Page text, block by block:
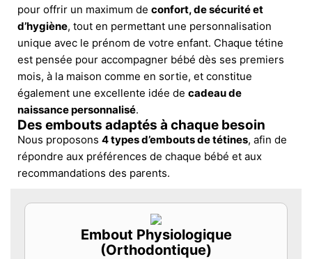
pour offrir un maximum de confort, de sécurité et
d’hygiène, tout en permettant une personnalisation
unique avec le prénom de votre enfant. Chaque tétine
est pensée pour accompagner bébé dès ses premiers
mois, à la maison comme en sortie, et constitue
également une excellente idée de cadeau de
naissance personnalisé.
Des embouts adaptés à chaque besoin
Nous proposons 4 types d’embouts de tétines, afin de
répondre aux préférences de chaque bébé et aux
recommandations des parents.
Embout Physiologique
(Orthodontique)